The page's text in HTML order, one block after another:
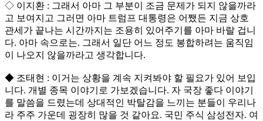
◇ 이지환 : 그래서 아마 그 부분이 조금 문제가 되지 않을까라
고 보여지고 그러면 아마 트럼프 대통령은 어쨌든 지금 상호
관세가 끝나는 시간까지는 조용히 있어주기를 아마 바랄 겁니
다. 아마 속으로는. 그래서 일단 어느 정도 봉합하려는 움직임
이 나오지 않을까라고 생각합니다.
◆ 조태현 : 이거는 상황을 계속 지켜봐야 할 필요가 있어 보입
니다. 개별 종목 이야기로 가보겠습니다. 자 국장 좋다 이야기
를 말씀을 드렸는데 상대적인 박탈감을 느끼는 분들이 우리나
라 주주 가운데 굉장히 많을 것 같아요. 국민 주식 삼성전자. 여